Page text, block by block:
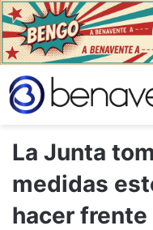
​La Junta
medidas
hacer frente